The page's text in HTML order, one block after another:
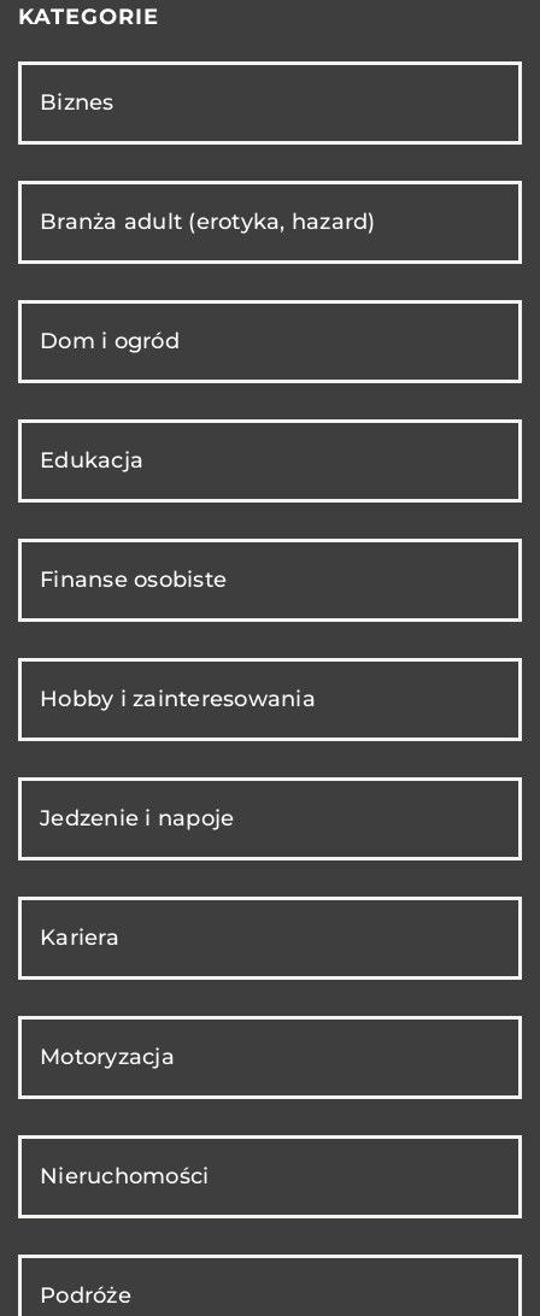
KATEGORIE
Biznes
Branża adult (erotyka, hazard)
Dom i ogród
Edukacja
Finanse osobiste
Hobby i zainteresowania
Jedzenie i napoje
Kariera
Motoryzacja
Nieruchomości
Podróże